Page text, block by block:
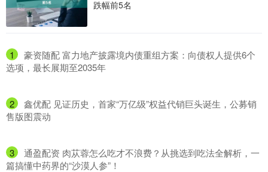
跌幅前5名
1
​豪资随配 富力地产披露境内债重组方案：向债权人提供6个
选项，最长展期至2035年
2
​鑫优配 见证历史，首家“万亿级”权益代销巨头诞生，公募销
售版图震动
3
​通盈配资 肉苁蓉怎么吃才不浪费？从挑选到吃法全解析，一
篇搞懂中药界的“沙漠人参”！